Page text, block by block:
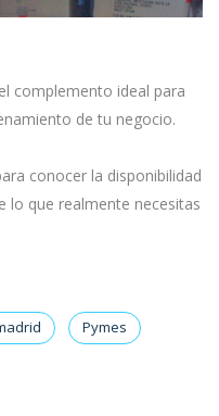
complemento ideal para
de tu negocio.
conocer la disponibilidad
lo que realmente necesitas
Pymes